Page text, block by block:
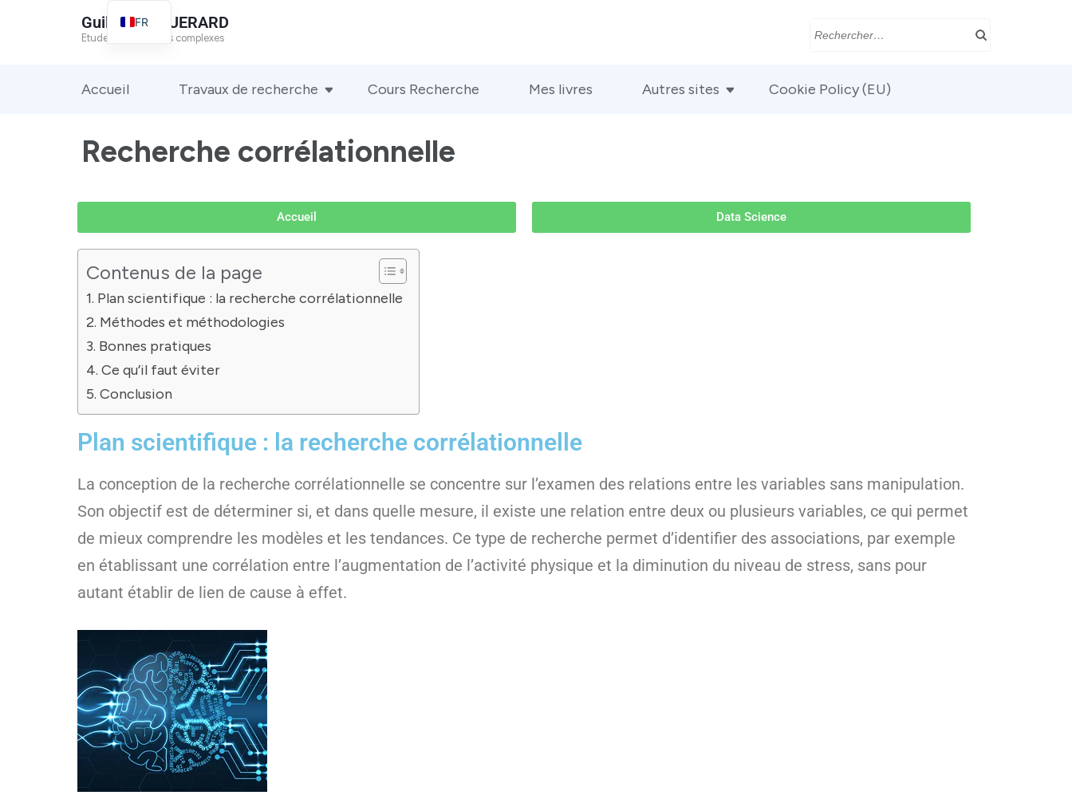
Guillaume GUERARD
Etude des systèmes complexes
Accueil Travaux de recherche Cours Recherche Mes livres Autres sites Cookie Policy (EU)
Recherche corrélationnelle
Accueil Data Science
Contenus de la page
Plan scientifique : la recherche corrélationnelle
Méthodes et méthodologies
Bonnes pratiques
Ce qu’il faut éviter
Conclusion
Plan scientifique : la recherche corrélationnelle
La conception de la recherche corrélationnelle se concentre sur l’examen des relations entre les variables sans manipulation.
Son objectif est de déterminer si, et dans quelle mesure, il existe une relation entre deux ou plusieurs variables, ce qui permet
de mieux comprendre les modèles et les tendances. Ce type de recherche permet d’identifier des associations, par exemple
en établissant une corrélation entre l’augmentation de l’activité physique et la diminution du niveau de stress, sans pour
autant établir de lien de cause à effet.
FR